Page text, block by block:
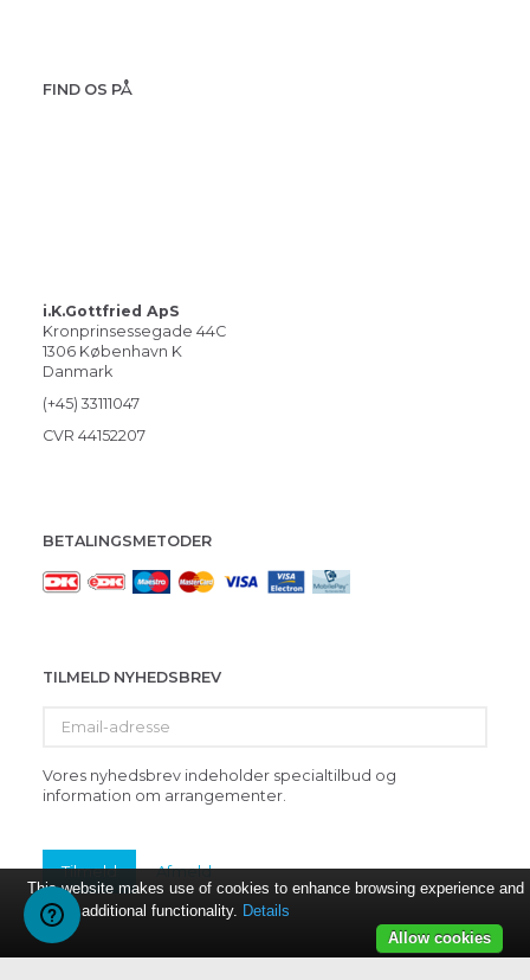
FIND OS PÅ
i.K.Gottfried ApS
Kronprinsessegade 44C
1306 København K
Danmark
(+45) 33111047
CVR 44152207
BETALINGSMETODER
TILMELD NYHEDSBREV
adresse
Vores nyhedsbrev indeholder specialtilbud og
information om arrangementer.
Tilmeld Afmeld
This website makes use of cookies to enhance browsing experience and
provide additional functionality. Details
Allow cookies